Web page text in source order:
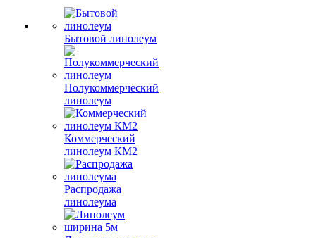
Бытовой линолеум
Полукоммерческий
линолеум
Коммерческий
линолеум КМ2
Распродажа
линолеума